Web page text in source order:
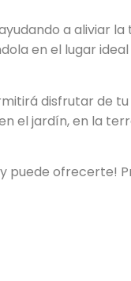
a aliviar la
en el lugar
disfrutar de tu
el jardín, en la
puede ofrecerte!